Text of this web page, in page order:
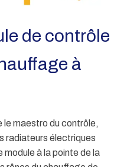
de contrôle
à
le maestro du contrôle,
radiateurs électriques
à la pointe de la